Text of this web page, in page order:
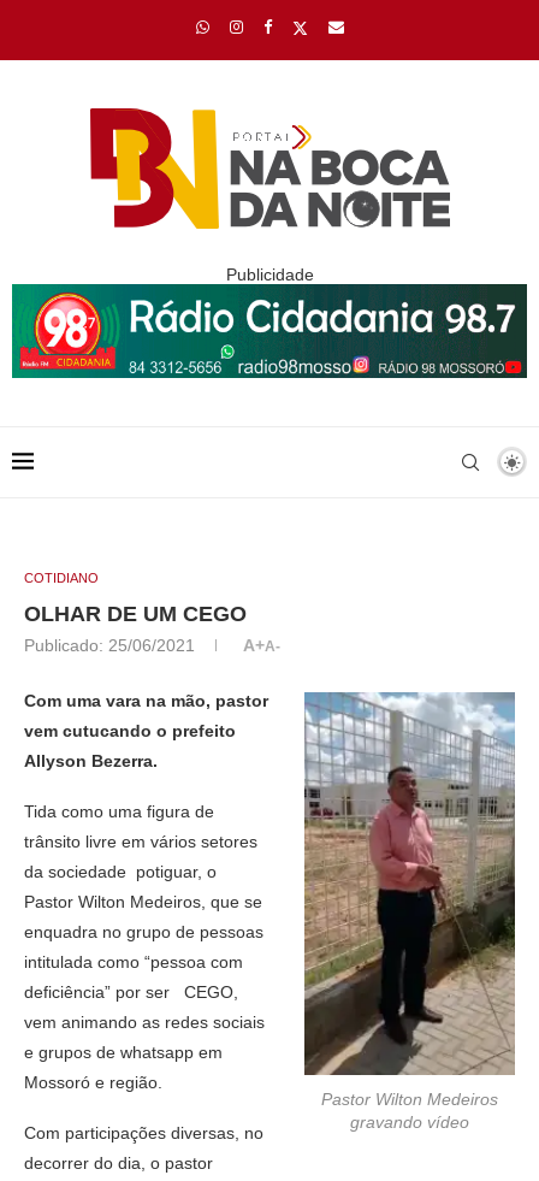
Publicidade
COTIDIANO
OLHAR DE UM CEGO
Publicado: 25/06/2021 A+A-
Pastor Wilton Medeiros
gravando vídeo
Com uma vara na mão, pastor
vem cutucando o prefeito
Allyson Bezerra.
Tida como uma figura de
trânsito livre em vários setores
da sociedade potiguar, o
Pastor Wilton Medeiros, que se
enquadra no grupo de pessoas
intitulada como “pessoa com
deficiência” por ser CEGO,
vem animando as redes sociais
e grupos de whatsapp em
Mossoró e região.
Com participações diversas, no
decorrer do dia, o pastor